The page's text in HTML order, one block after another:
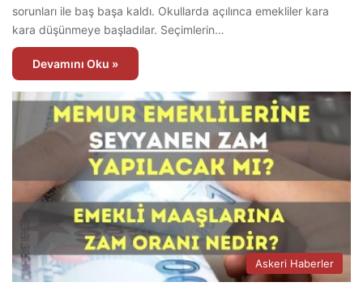
sorunları ile baş başa kaldı. Okullarda açılınca emekliler kara
kara düşünmeye başladılar. Seçimlerin…
Devamını Oku »
Askeri Haberler